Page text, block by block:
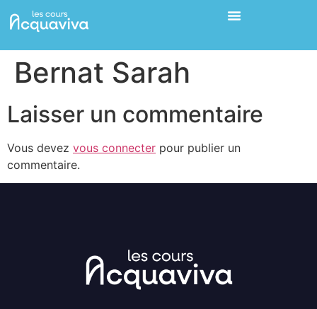
Bernat Sarah
Laisser un commentaire
Vous devez vous connecter pour publier un
commentaire.